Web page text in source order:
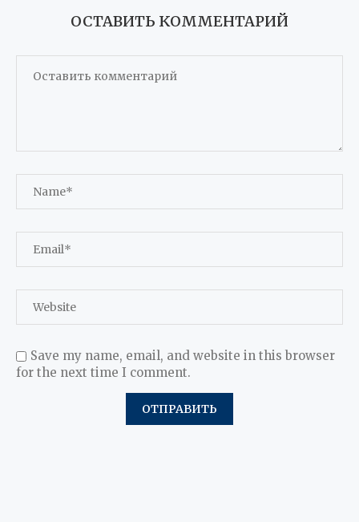
ОСТАВИТЬ КОММЕНТАРИЙ
Save my name, email, and website in this browser
for the next time I comment.